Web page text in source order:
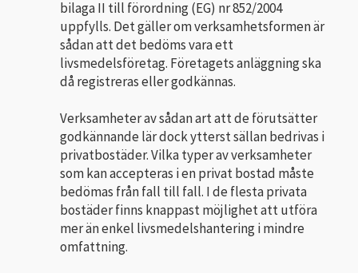
bilaga II till förordning (EG) nr 852/2004
uppfylls. Det gäller om verksamhetsformen är
sådan att det bedöms vara ett
livsmedelsföretag. Före­tagets anläggning ska
då registreras eller godkännas.
Verksamheter av sådan art att de förutsätter
godkännande lär dock ytterst sällan bedrivas i
privatbostäder. Vilka typer av verksamheter
som kan accepteras i en privat bostad måste
be­dömas från fall till fall. I de flesta privata
bostäder finns knappast möjlighet att utföra
mer än enkel livs­medels­hantering i mindre
omfattning.